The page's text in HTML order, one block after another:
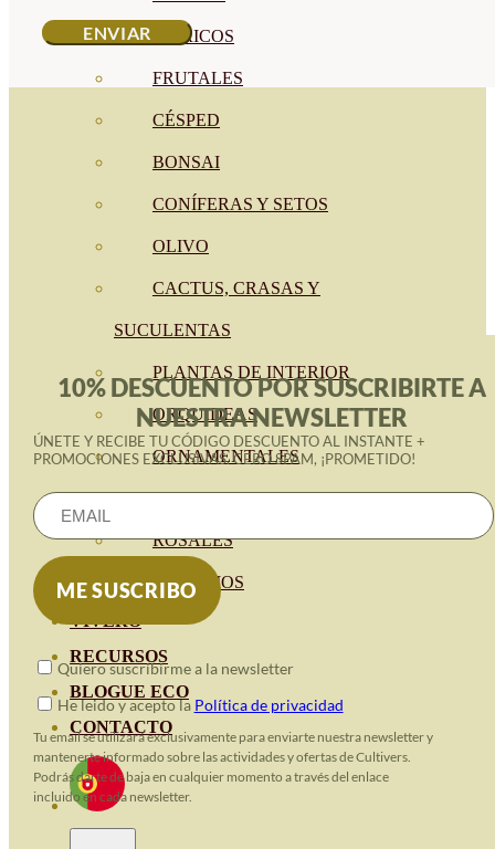
CÍTRICOS
FRUTALES
CÉSPED
BONSAI
CONÍFERAS Y SETOS
OLIVO
CACTUS, CRASAS Y
SUCULENTAS
PLANTAS DE INTERIOR
ORQUIDEAS
ORNAMENTALES
HORTENSIAS
ROSALES
GERANIOS
VIVERO
RECURSOS
BLOGUE ECO
CONTACTO
10% DESCUENTO POR SUSCRIBIRTE A
NUESTRA NEWSLETTER
ÚNETE Y RECIBE TU CÓDIGO DESCUENTO AL INSTANTE +
PROMOCIONES EXCLUSIVAS. CERO SPAM, ¡PROMETIDO!
Quiero suscribirme a la newsletter
He leido y acepto la Política de privacidad
Tu email se utilizará exclusivamente para enviarte nuestra newsletter y
mantenerte informado sobre las actividades y ofertas de Cultivers.
Podrás darte de baja en cualquier momento a través del enlace
incluido en cada newsletter.